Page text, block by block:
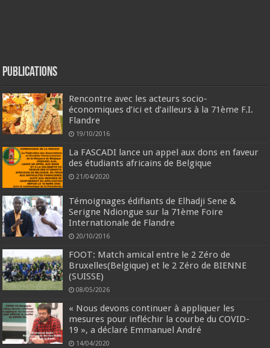
Publications
Rencontre avec les acteurs socio-
économiques d’ici et d’ailleurs à la 71ème F.I.
Flandre
19/10/2016
La FASCADI lance un appel aux dons en faveur
des étudiants africains de Belgique
21/04/2020
Témoignages édifiants de Elhadji Sene &
Serigne Ndiongue sur la 71ème Foire
Internationale de Flandre
20/10/2016
FOOT: Match amical entre le 2 Zéro de
Bruxelles(Belgique) et le 2 Zéro de BIENNE
(SUISSE)
08/05/2026
« Nous devons continuer à appliquer les
mesures pour infléchir la courbe du COVID-
19 », a déclaré Emmanuel André
14/04/2020